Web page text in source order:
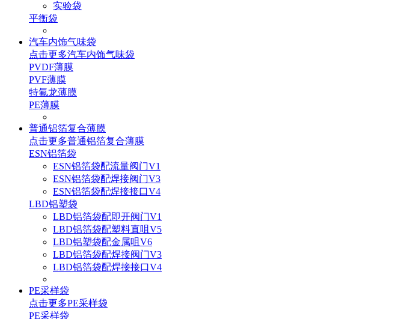
实验袋
平衡袋
汽车内饰气味袋
点击更多汽车内饰气味袋
PVDF薄膜
PVF薄膜
特氟龙薄膜
PE薄膜
普通铝箔复合薄膜
点击更多普通铝箔复合薄膜
ESN铝箔袋
ESN铝箔袋配流量阀门V1
ESN铝箔袋配焊接阀门V3
ESN铝箔袋配焊接接口V4
LBD铝塑袋
LBD铝箔袋配即开阀门V1
LBD铝箔袋配塑料直咀V5
LBD铝塑袋配金属咀V6
LBD铝箔袋配焊接阀门V3
LBD铝箔袋配焊接接口V4
PE采样袋
点击更多PE采样袋
PE采样袋